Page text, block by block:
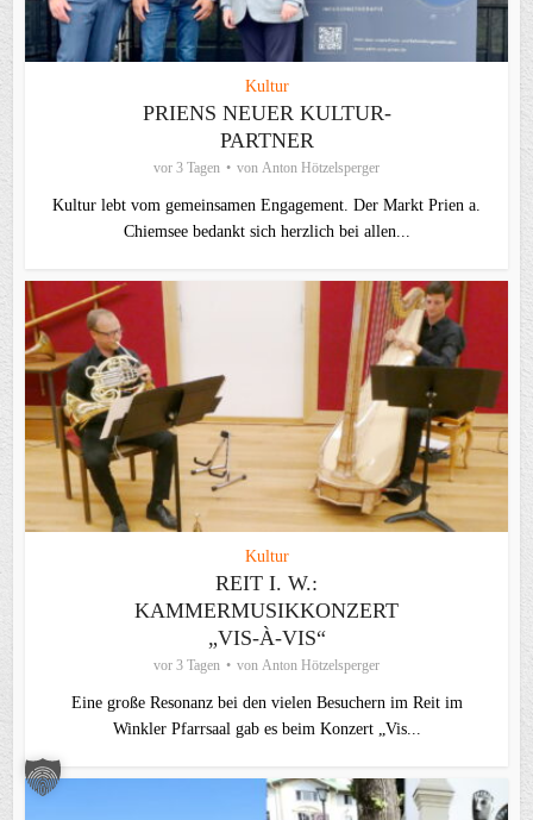
Kultur
PRIENS NEUER KULTUR-
PARTNER
vor 3 Tagen von Anton Hötzelsperger
Kultur lebt vom gemeinsamen Engagement. Der Markt Prien a.
Chiemsee bedankt sich herzlich bei allen...
Kultur
REIT I. W.:
KAMMERMUSIKKONZERT
„VIS-À-VIS“
vor 3 Tagen von Anton Hötzelsperger
Eine große Resonanz bei den vielen Besuchern im Reit im
Winkler Pfarrsaal gab es beim Konzert „Vis...